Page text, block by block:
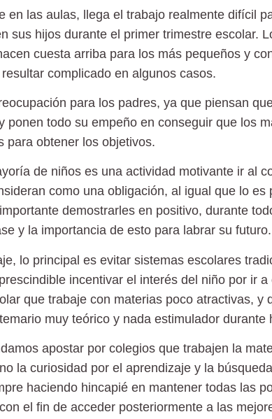
en las aulas, llega el trabajo realmente difícil
sus hijos durante el primer trimestre escolar.
cuesta arriba para los más pequeños y
complicado en algunos casos.
para los padres, ya que piensan
ponen todo su empeño en conseguir que los
para obtener los objetivos.
de niños es una actividad motivante ir al
como una obligación, al igual que lo es
demostrarles en positivo, durante
y la importancia de esto para labrar su futuro.
lo principal es evitar sistemas escolares
incentivar el interés del niño por ir
que trabaje con materias poco atractivas, y
muy teórico y nada estimulador durante
apostar por colegios que trabajen la
la curiosidad por el aprendizaje y la
haciendo hincapié en mantener todas las
el fin de acceder posteriormente a las